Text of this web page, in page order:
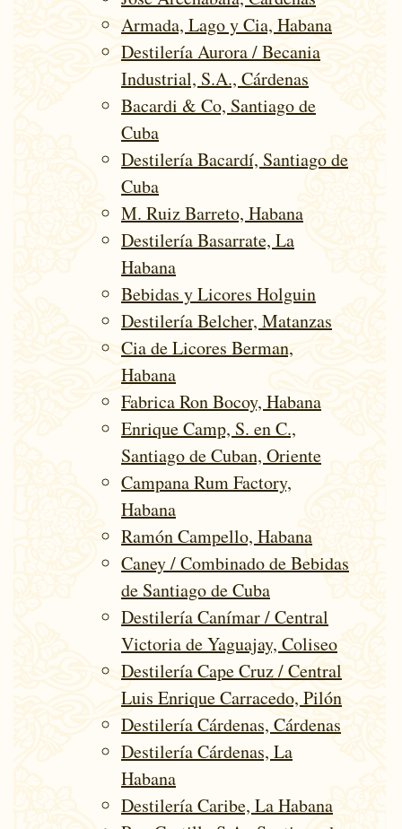
Armada, Lago y Cia, Habana
Destilería Aurora / Becania
Industrial, S.A., Cárdenas
Bacardi & Co, Santiago de
Cuba
Destilería Bacardí, Santiago de
Cuba
M. Ruiz Barreto, Habana
Destilería Basarrate, La
Habana
Bebidas y Licores Holguin
Destilería Belcher, Matanzas
Cia de Licores Berman,
Habana
Fabrica Ron Bocoy, Habana
Enrique Camp, S. en C.,
Santiago de Cuban, Oriente
Campana Rum Factory,
Habana
Ramón Campello, Habana
Caney / Combinado de Bebidas
de Santiago de Cuba
Destilería Canímar / Central
Victoria de Yaguajay, Coliseo
Destilería Cape Cruz / Central
Luis Enrique Carracedo, Pilón
Destilería Cárdenas, Cárdenas
Destilería Cárdenas, La
Habana
Destilería Caribe, La Habana